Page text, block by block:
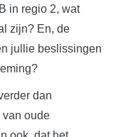
in regio 2, wat
zijn? En, de
jullie beslissingen
dan
van oude